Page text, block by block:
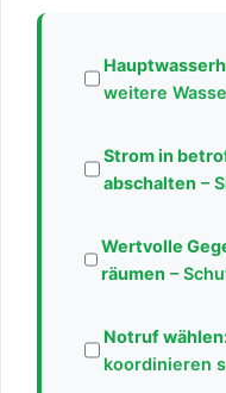
weitere
Strom in
abschalten –
Wertvolle
räumen –
Notruf
koordinieren